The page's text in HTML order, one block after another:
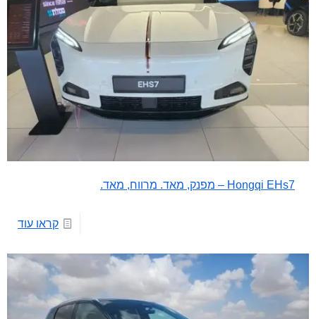
Hongqi EHs7 – מפנק, מאד. מרווח, מאד.
קראו עוד